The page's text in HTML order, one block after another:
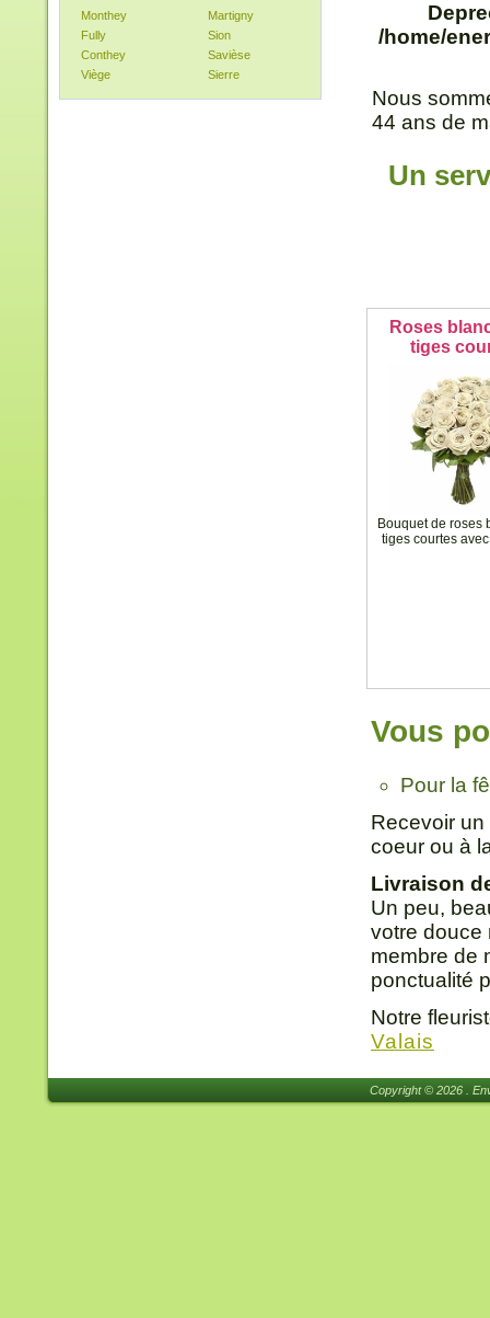
Monthey
Martigny
Fully
Sion
Conthey
Savièse
Viège
Sierre
/home/
Nous
44 ans de
Un
Roses
tiges
Bouquet de roses
tiges courtes
Vous
Pour la
Recevoir
coeur ou à
Livraison
Un peu,
votre douce
membre de
ponctualité
Notre
Valais
Copyright © 2026 .